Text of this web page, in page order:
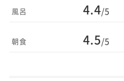
風呂 4.4/5
朝食 4.5/5